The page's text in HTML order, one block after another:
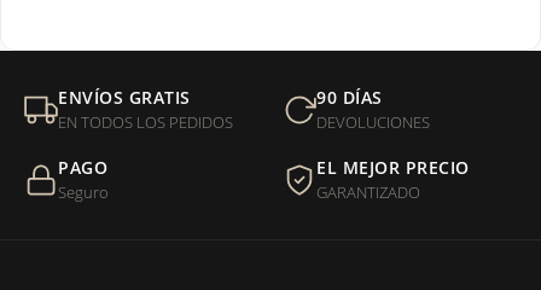
Mi orden fue devuelta por USPS, ¿qué hago para que sea
entregada?
¿Sus productos son libres de níquel?
ENVÍOS GRATIS
EN TODOS LOS PEDIDOS
90 DÍAS
DEVOLUCIONES
PAGO
Seguro
EL MEJOR PRECIO
GARANTIZADO